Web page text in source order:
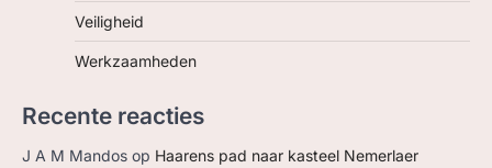
Veiligheid
Werkzaamheden
Recente reacties
J A M Mandos op Haarens pad naar kasteel Nemerlaer